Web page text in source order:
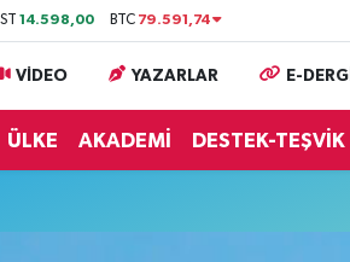
14.598,00 BTC 79.591,74
VİDEO YAZARLAR E-DERGİ
ÜLKE AKADEMİ DESTEK-TEŞVİK